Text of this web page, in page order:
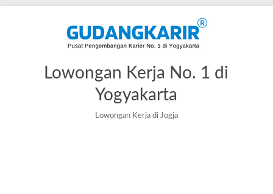
Lowongan Kerja No. 1 di
Yogyakarta
Lowongan Kerja di Jogja